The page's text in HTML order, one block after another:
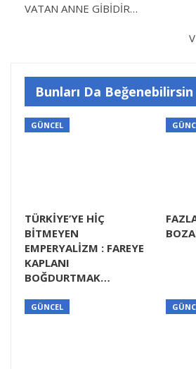
VATAN ANNE GİBİDİR…
Bunları Da Beğenebilirsin
GÜNCEL
TÜRKİYE’YE HİÇ
BİTMEYEN
EMPERYALİZM : FAREYE
KAPLANI
BOĞDURTMAK…
GÜNCEL